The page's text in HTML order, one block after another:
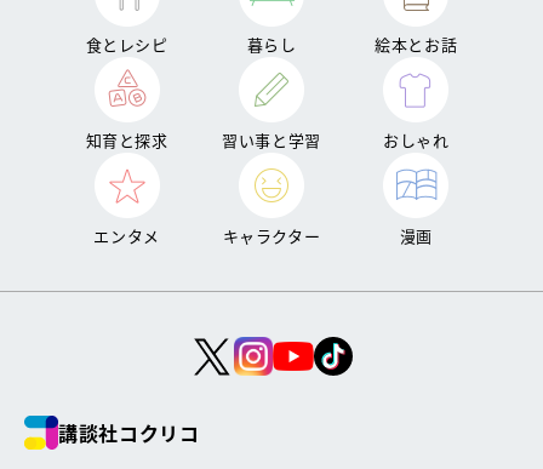
食とレシピ 暮らし 絵本とお話
知育と探求 習い事と学習 おしゃれ
エンタメ キャラクター 漫画
講談社コクリコ